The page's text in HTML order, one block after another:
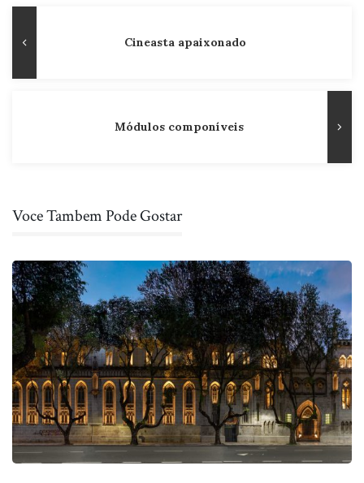
de
Post
Publicação
Cineasta apaixonado
Módulos componíveis
Voce Tambem Pode Gostar